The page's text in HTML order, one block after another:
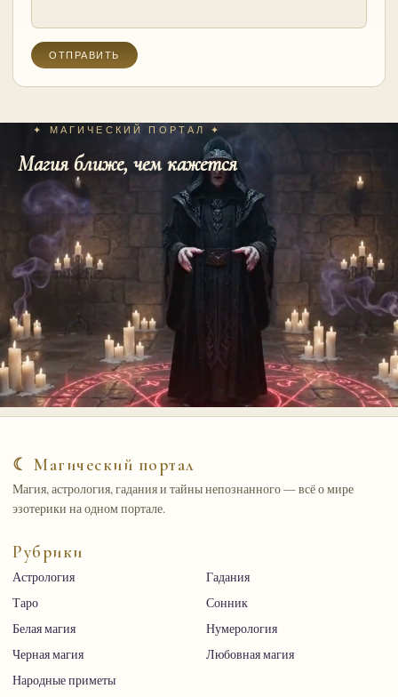
✦ МАГИЧЕСКИЙ ПОРТАЛ ✦
Магия ближе, чем кажется
☾ Магический портал
Магия, астрология, гадания и тайны непознанного — всё о мире
эзотерики на одном портале.
Рубрики
Астрология
Гадания
Таро
Сонник
Белая магия
Нумерология
Черная магия
Любовная магия
Народные приметы